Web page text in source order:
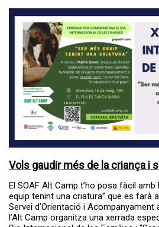
Vols gaudir més de la criança i
El SOAF Alt Camp t’ho posa fàcil amb
equip tenint una criatura” que es farà
Servei d’Orientació i Acompanyament
l’Alt Camp organitza una xerrada